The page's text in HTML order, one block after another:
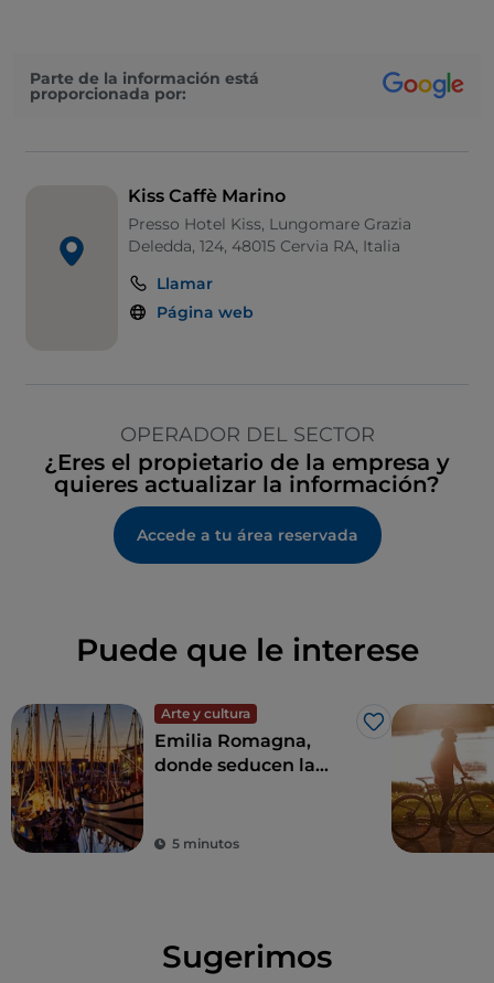
Menú infantil
Parte de la información está
proporcionada por:
Kiss Caffè Marino
Presso Hotel Kiss, Lungomare Grazia
Deledda, 124, 48015 Cervia RA, Italia
Llamar
Página web
OPERADOR DEL SECTOR
¿Eres el propietario de la empresa y
quieres actualizar la información?
Accede a tu área reservada
Puede que le interese
Arte y cultura
Me gusta
Emilia Romagna,
donde seducen la
buena comida
5 minutos
Sugerimos